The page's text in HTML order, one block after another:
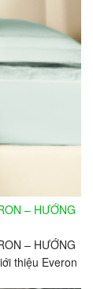
– HƯỚNG
– HƯỚNG
thiệu Everon